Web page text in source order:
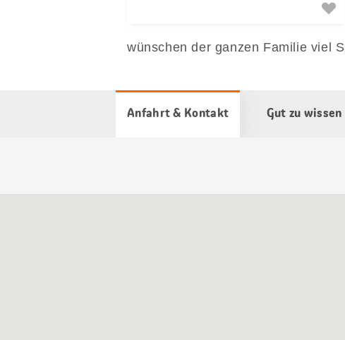
wünschen der ganzen Familie viel
Anfahrt & Kontakt Gut zu wissen